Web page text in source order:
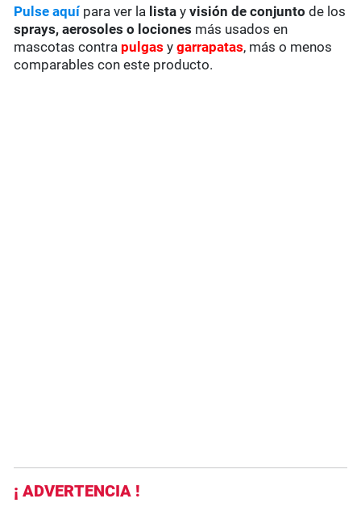
Pulse aquípara ver la lista yvisión de conjunto de los
sprays, aerosoles o lociones más usados en
mascotas contra pulgas ygarrapatas, más o menos
comparables con este producto.
¡ ADVERTENCIA !